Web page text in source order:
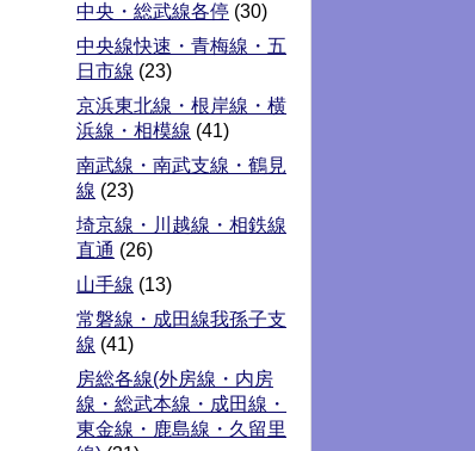
中央・総武線各停 (30)
中央線快速・青梅線・五
日市線 (23)
京浜東北線・根岸線・横
浜線・相模線 (41)
南武線・南武支線・鶴見
線 (23)
埼京線・川越線・相鉄線
直通 (26)
山手線 (13)
常磐線・成田線我孫子支
線 (41)
房総各線(外房線・内房
線・総武本線・成田線・
東金線・鹿島線・久留里